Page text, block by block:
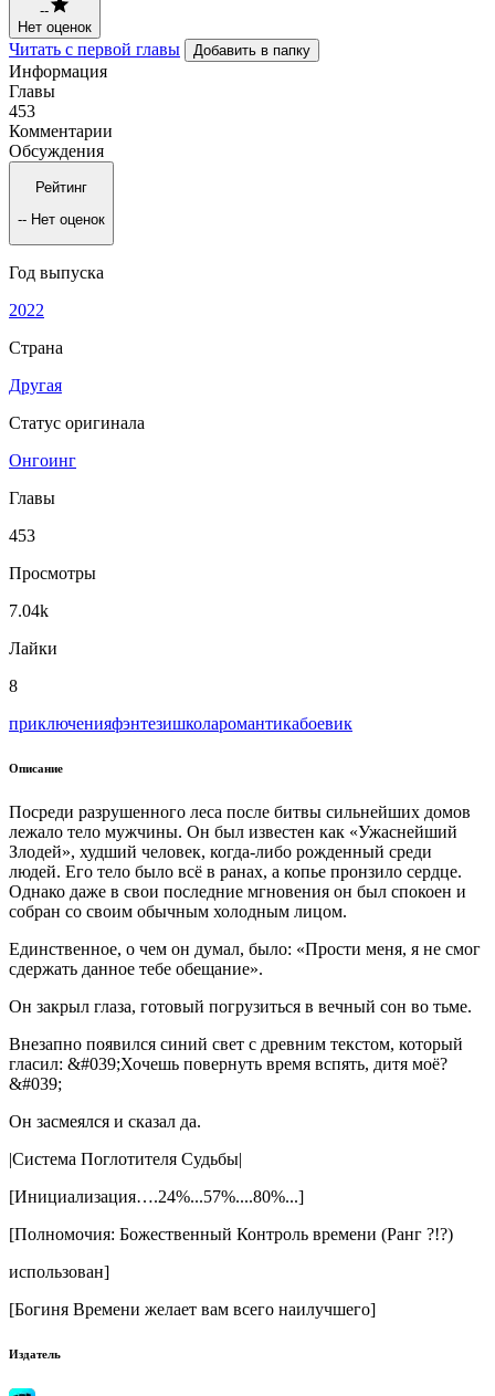
--
Нет оценок
Читать с первой главы Добавить в папку
Информация
Главы
453
Комментарии
Обсуждения
Рейтинг
-- Нет оценок
Год выпуска
2022
Страна
Другая
Статус оригинала
Онгоинг
Главы
453
Просмотры
7.04k
Лайки
8
приключенияфэнтезишколаромантикабоевик
Описание
Посреди разрушенного леса после битвы сильнейших домов
лежало тело мужчины. Он был известен как «Ужаснейший
Злодей», худший человек, когда-либо рожденный среди
людей. Его тело было всё в ранах, а копье пронзило сердце.
Однако даже в свои последние мгновения он был спокоен и
собран со своим обычным холодным лицом.
Единственное, о чем он думал, было: «Прости меня, я не смог
сдержать данное тебе обещание».
Он закрыл глаза, готовый погрузиться в вечный сон во тьме.
Внезапно появился синий свет с древним текстом, который
гласил: &#039;Хочешь повернуть время вспять, дитя моё?
&#039;
Он засмеялся и сказал да.
|Система Поглотителя Судьбы|
[Инициализация….24%...57%....80%...]
[Полномочия: Божественный Контроль времени (Ранг ?!?)
использован]
[Богиня Времени желает вам всего наилучшего]
Издатель